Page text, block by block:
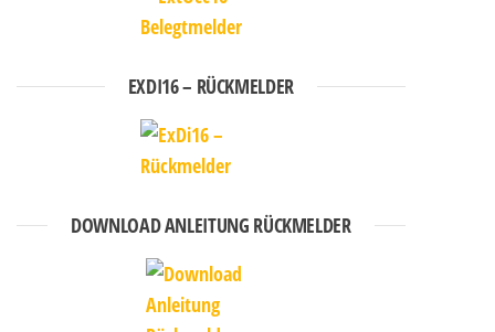
EXDI16 – RÜCKMELDER
DOWNLOAD ANLEITUNG RÜCKMELDER